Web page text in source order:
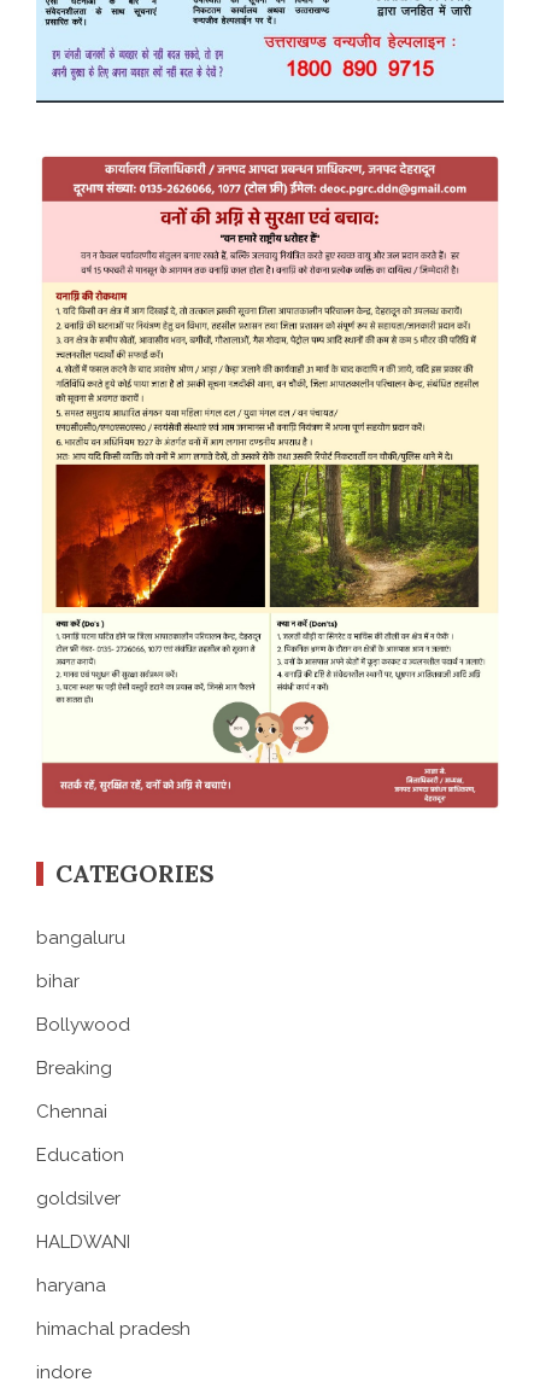
CATEGORIES
bangaluru
bihar
Bollywood
Breaking
Chennai
Education
goldsilver
HALDWANI
haryana
himachal pradesh
indore